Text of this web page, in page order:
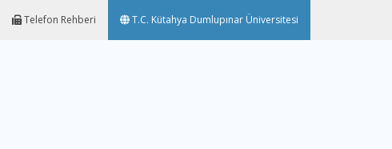
Telefon Rehberi T.C. Kütahya Dumlupınar Üniversitesi